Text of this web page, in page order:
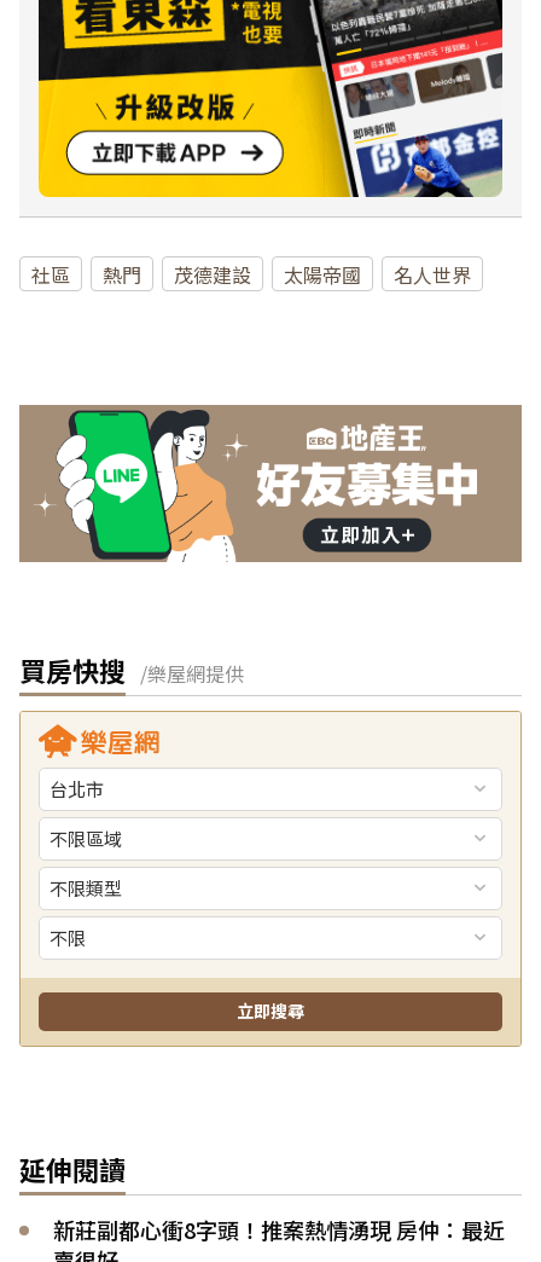
社區 熱門 茂德建設 太陽帝國 名人世界
買房快搜 /樂屋網提供
延伸閱讀
新莊副都心衝8字頭！推案熱情湧現 房仲：最近